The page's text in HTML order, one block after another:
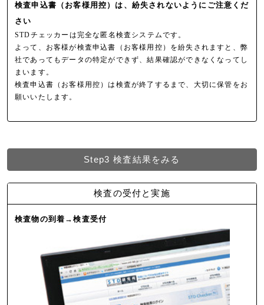
検査申込書（お客様用控）は、紛失されないようにご注意くだ
さい
STDチェッカーは完全な匿名検査システムです。
よって、お客様が検査申込書（お客様用控）を紛失されますと、弊
社であってもデータの特定ができず、結果確認ができなくなってし
まいます。
検査申込書（お客様用控）は検査が終了するまで、大切に保管をお
願いいたします。
Step3 検査結果をみる
検査の受付と実施
検査物の到着→検査受付